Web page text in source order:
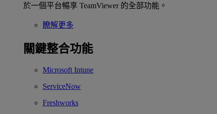
於一個平台暢享 TeamViewer 的全部功能。
瞭解更多
關鍵整合功能
Microsoft Intune
ServiceNow
Freshworks